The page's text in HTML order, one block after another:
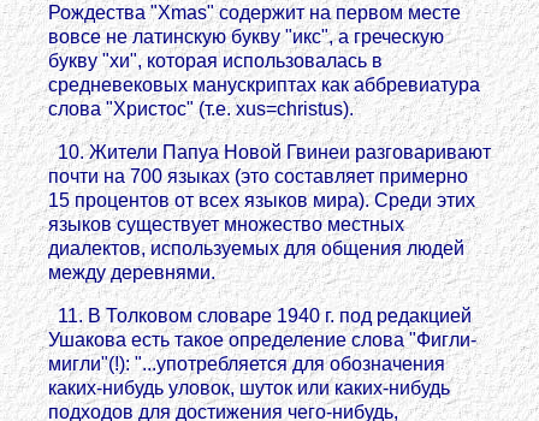
Рождества "Xmas" содержит на первом месте
вовсе не латинскую букву "икс", а греческую
букву "хи", которая использовалась в
средневековых манускриптах как аббревиатура
слова "Христос" (т.е. xus=christus).
10. Жители Папуа Новой Гвинеи разговаривают
почти на 700 языках (это составляет примерно
15 процентов от всех языков мира). Среди этих
языков существует множество местных
диалектов, используемых для общения людей
между деревнями.
11. В Толковом словаре 1940 г. под редакцией
Ушакова есть такое определение слова "Фигли-
мигли"(!): "...употребляется для обозначения
каких-нибудь уловок, шуток или каких-нибудь
подходов для достижения чего-нибудь,